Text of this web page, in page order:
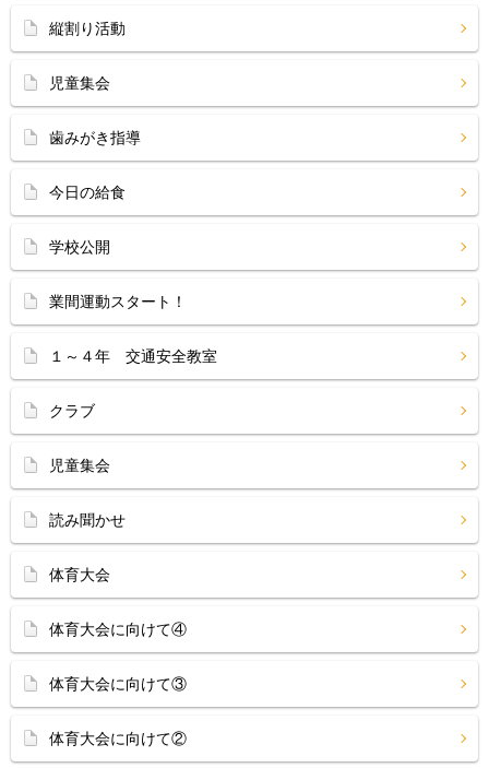
縦割り活動
児童集会
歯みがき指導
今日の給食
学校公開
業間運動スタート！
１～４年 交通安全教室
クラブ
児童集会
読み聞かせ
体育大会
体育大会に向けて④
体育大会に向けて③
体育大会に向けて②